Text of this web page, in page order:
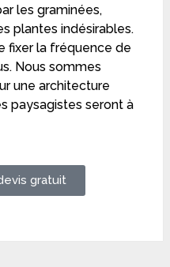
les graminées,
plantes indésirables.
fixer la fréquence de
Nous sommes
une architecture
paysagistes seront à
gratuit